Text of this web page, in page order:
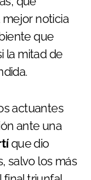
mejor noticia
que
la mitad de
actuantes
ante una
que dio
salvo los más